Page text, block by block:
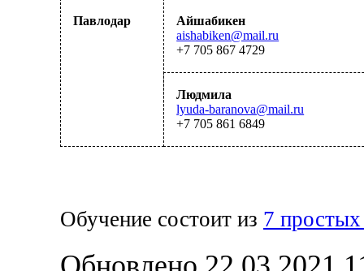
Павлодар
Айшабикен
aishabiken@mail.ru
+7 705 867 4729
Людмила
lyuda-baranova@mail.ru
+7 705 861 6849
Обучение состоит из 7